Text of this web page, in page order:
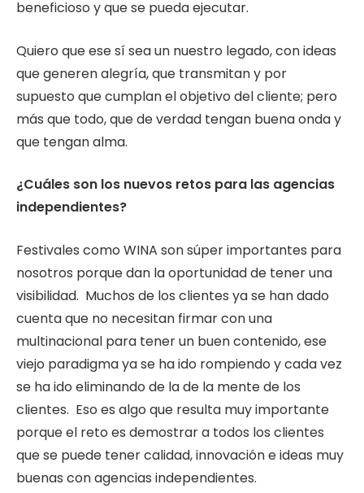
beneficioso y que se pueda ejecutar.
Quiero que ese sí sea un nuestro legado, con ideas
que generen alegría, que transmitan y por
supuesto que cumplan el objetivo del cliente; pero
más que todo, que de verdad tengan buena onda y
que tengan alma.
¿Cuáles son los nuevos retos para las agencias
independientes?
Festivales como WINA son súper importantes para
nosotros porque dan la oportunidad de tener una
visibilidad. Muchos de los clientes ya se han dado
cuenta que no necesitan firmar con una
multinacional para tener un buen contenido, ese
viejo paradigma ya se ha ido rompiendo y cada vez
se ha ido eliminando de la de la mente de los
clientes. Eso es algo que resulta muy importante
porque el reto es demostrar a todos los clientes
que se puede tener calidad, innovación e ideas muy
buenas con agencias independientes.